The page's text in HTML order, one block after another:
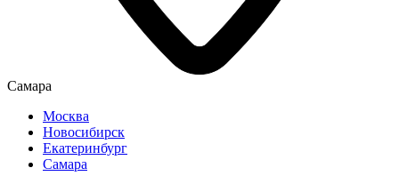
Самара
Москва
Новосибирск
Екатеринбург
Самара